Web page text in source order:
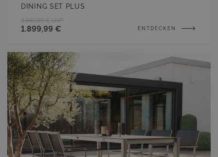
DINING SET PLUS
1.899,99 €
2.349,99 € UVP
ENTDECKEN